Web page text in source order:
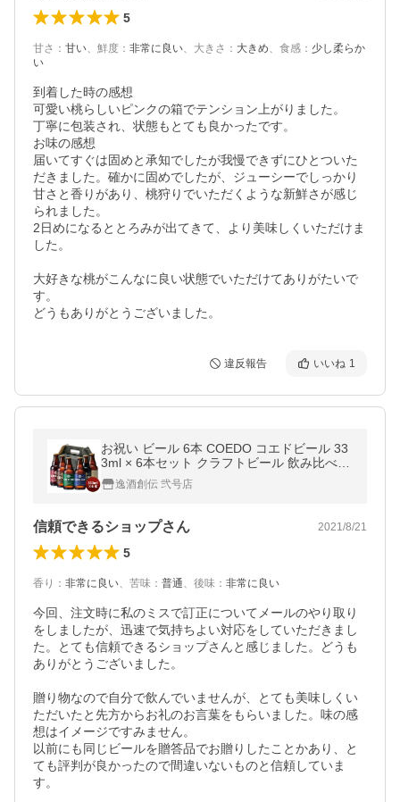
5
甘さ ： 甘い、 鮮度 ： 非常に良い、 大きさ ： 大きめ、 食感 ： 少し柔らか
い
到着した時の感想
可愛い桃らしいピンクの箱でテンション上がりました。
丁寧に包装され、状態もとても良かったです。
お味の感想
届いてすぐは固めと承知でしたが我慢できずにひとついた
だきました。確かに固めでしたが、ジューシーでしっかり
甘さと香りがあり、桃狩りでいただくような新鮮さが感じ
られました。
2日めになるととろみが出てきて、より美味しくいただけま
した。
大好きな桃がこんなに良い状態でいただけてありがたいで
す。
どうもありがとうございました。
違反報告 いいね 1
お祝い ビール 6本 COEDO コエドビール 33
3ml × 6本セット クラフトビール 飲み比べセ
ット 地ビール 父親 誕生日 プレゼント お酒
誕生日 父の日 ギフト
逸酒創伝 弐号店
信頼できるショップさん 2021/8/21
5
香り ： 非常に良い、 苦味 ： 普通、 後味 ： 非常に良い
今回、注文時に私のミスで訂正についてメールのやり取り
をしましたが、迅速で気持ちよい対応をしていただきまし
た。とても信頼できるショップさんと感じました。どうも
ありがとうございました。
贈り物なので自分で飲んでいませんが、とても美味しくい
ただいたと先方からお礼のお言葉をもらいました。味の感
想はイメージですみません。
以前にも同じビールを贈答品でお贈りしたことかあり、と
ても評判が良かったので間違いないものと信頼していま
す。